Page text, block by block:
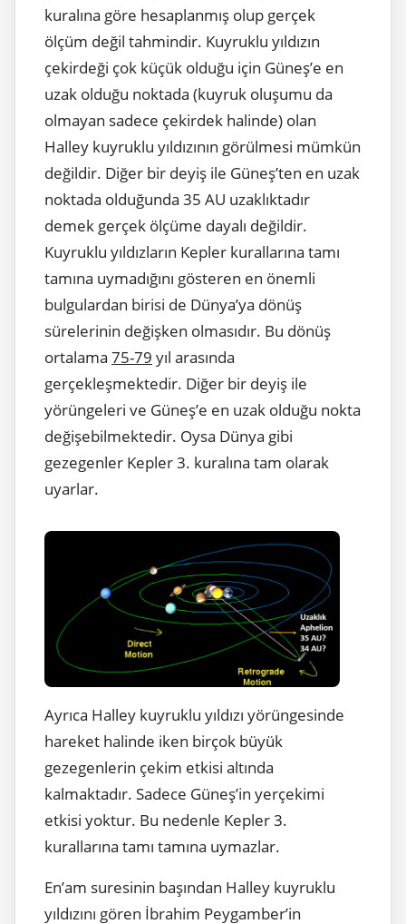
kuralına göre hesaplanmış olup gerçek
ölçüm değil tahmindir. Kuyruklu yıldızın
çekirdeği çok küçük olduğu için Güneş’e en
uzak olduğu noktada (kuyruk oluşumu da
olmayan sadece çekirdek halinde) olan
Halley kuyruklu yıldızının görülmesi mümkün
değildir. Diğer bir deyiş ile Güneş’ten en uzak
noktada olduğunda 35 AU uzaklıktadır
demek gerçek ölçüme dayalı değildir.
Kuyruklu yıldızların Kepler kurallarına tamı
tamına uymadığını gösteren en önemli
bulgulardan birisi de Dünya’ya dönüş
sürelerinin değişken olmasıdır. Bu dönüş
ortalama 75-79 yıl arasında
gerçekleşmektedir. Diğer bir deyiş ile
yörüngeleri ve Güneş’e en uzak olduğu nokta
değişebilmektedir. Oysa Dünya gibi
gezegenler Kepler 3. kuralına tam olarak
uyarlar.
Ayrıca Halley kuyruklu yıldızı yörüngesinde
hareket halinde iken birçok büyük
gezegenlerin çekim etkisi altında
kalmaktadır. Sadece Güneş’in yerçekimi
etkisi yoktur. Bu nedenle Kepler 3.
kurallarına tamı tamına uymazlar.
En’am suresinin başından Halley kuyruklu
yıldızını gören İbrahim Peygamber’in